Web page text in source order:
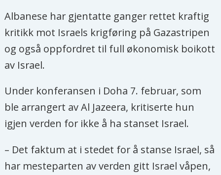
Albanese har gjentatte ganger rettet kraftig
kritikk mot Israels krigføring på Gazastripen
og også oppfordret til full økonomisk boikott
av Israel.
Under konferansen i Doha 7. februar, som
ble arrangert av Al Jazeera, kritiserte hun
igjen verden for ikke å ha stanset Israel.
– Det faktum at i stedet for å stanse Israel, så
har mesteparten av verden gitt Israel våpen,